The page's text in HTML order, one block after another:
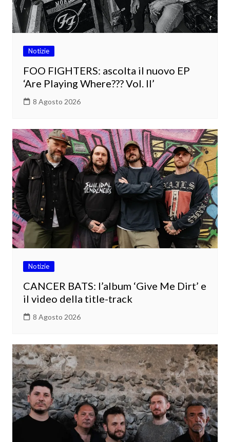
Notizie
FOO FIGHTERS: ascolta il nuovo EP
‘Are Playing Where??? Vol. II’
8 Agosto 2026
Notizie
CANCER BATS: l’album ‘Give Me Dirt’ e
il video della title-track
8 Agosto 2026